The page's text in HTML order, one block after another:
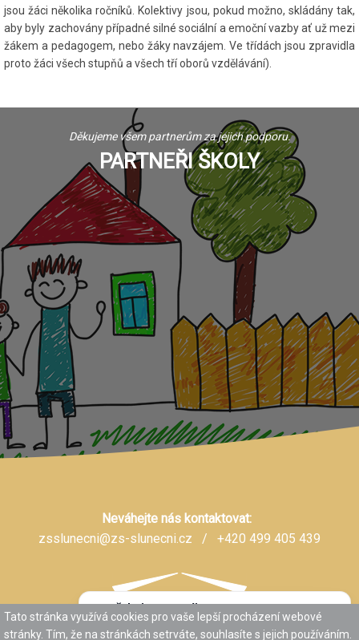
Tato stránka využívá cookies pro vaše lepší procházení webové
stránky. Tím, že na stránkách setrváte, souhlasíte s jejich používáním.
jsou žáci několika ročníků. Kolektivy jsou, pokud možno, skládány tak,
aby byly zachovány případné silné sociální a emoční vazby ať už mezi
žákem a pedagogem, nebo žáky navzájem. Ve třídách jsou zpravidla
proto žáci všech stupňů a všech tří oborů vzdělávání).
Děkujeme všem partnerům za jejich podporu.
PARTNEŘI ŠKOLY
Neváhejte nás kontaktovat:
zsslunecni@zs-slunecni.cz / +420 499 405 439
Potřebujete poradit?Zeptejte se našeho
asistentaChettyho.